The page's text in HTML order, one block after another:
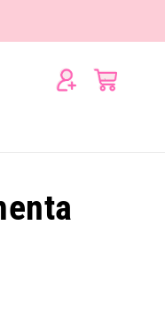
Iniciar
sesión
Carrito